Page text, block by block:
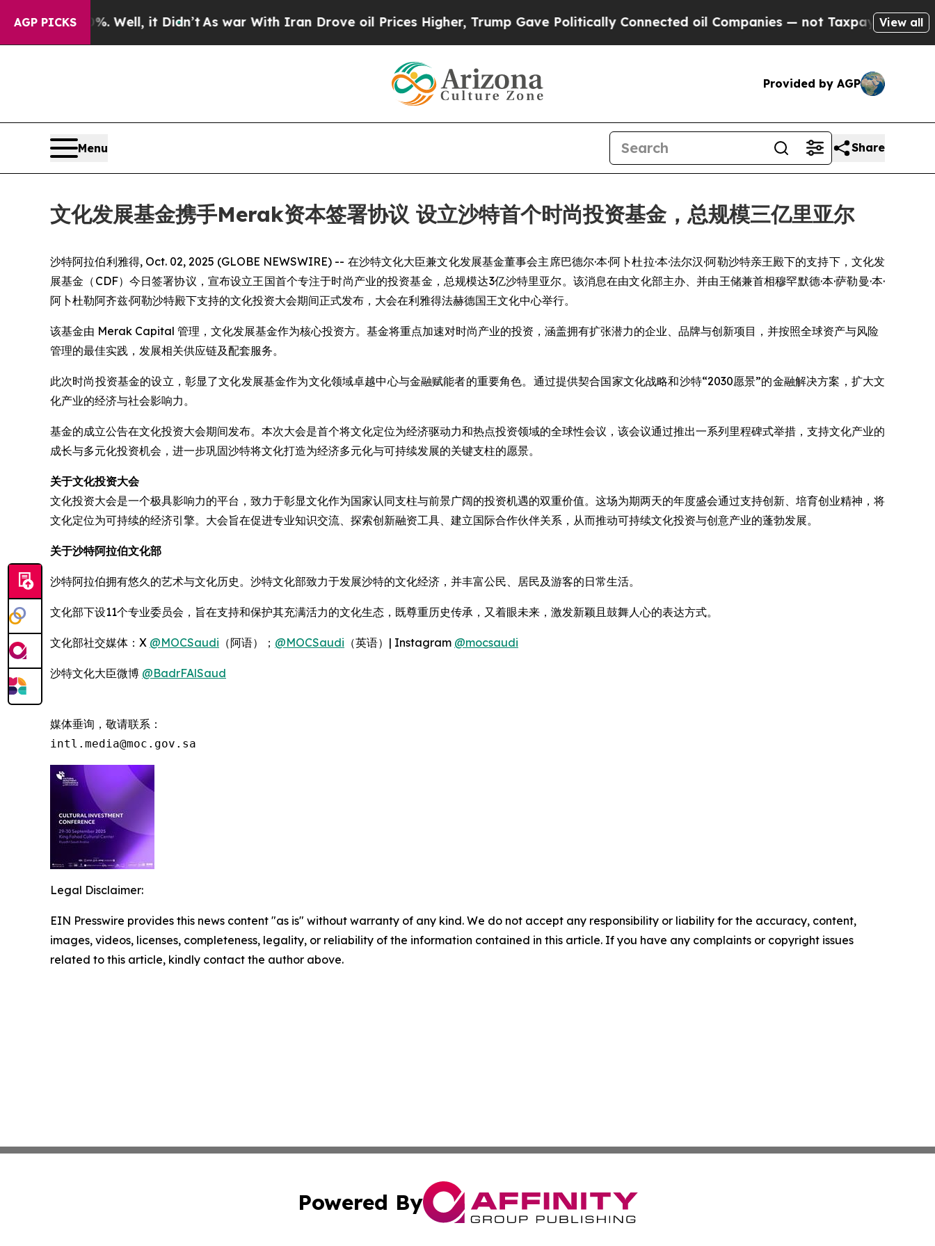
AGP PICKS
40%. Well, it Didn’t As war With Iran Drove oil Prices Higher, Trump Gave Politically Connected oil Companies — not Taxpayers — theView all
Provided by AGP
Menu Share
文化发展基金携手Merak资本签署协议 设立沙特首个时尚投资基金，总规模三亿里亚尔
沙特阿拉伯利雅得, Oct. 02, 2025 (GLOBE NEWSWIRE) -- 在沙特文化大臣兼文化发展基金董事会主席巴德尔·本·阿卜杜拉·本·法尔汉·阿勒沙特亲王殿下的支持下，文化发
展基金（CDF）今日签署协议，宣布设立王国首个专注于时尚产业的投资基金，总规模达3亿沙特里亚尔。该消息在由文化部主办、并由王储兼首相穆罕默德·本·萨勒曼·本·
阿卜杜勒阿齐兹·阿勒沙特殿下支持的文化投资大会期间正式发布，大会在利雅得法赫德国王文化中心举行。
该基金由 Merak Capital 管理，文化发展基金作为核心投资方。基金将重点加速对时尚产业的投资，涵盖拥有扩张潜力的企业、品牌与创新项目，并按照全球资产与风险
管理的最佳实践，发展相关供应链及配套服务。
此次时尚投资基金的设立，彰显了文化发展基金作为文化领域卓越中心与金融赋能者的重要角色。通过提供契合国家文化战略和沙特“2030愿景”的金融解决方案，扩大文
化产业的经济与社会影响力。
基金的成立公告在文化投资大会期间发布。本次大会是首个将文化定位为经济驱动力和热点投资领域的全球性会议，该会议通过推出一系列里程碑式举措，支持文化产业的
成长与多元化投资机会，进一步巩固沙特将文化打造为经济多元化与可持续发展的关键支柱的愿景。
关于文化投资大会
文化投资大会是一个极具影响力的平台，致力于彰显文化作为国家认同支柱与前景广阔的投资机遇的双重价值。这场为期两天的年度盛会通过支持创新、培育创业精神，将
文化定位为可持续的经济引擎。大会旨在促进专业知识交流、探索创新融资工具、建立国际合作伙伴关系，从而推动可持续文化投资与创意产业的蓬勃发展。
关于沙特阿拉伯文化部
沙特阿拉伯拥有悠久的艺术与文化历史。沙特文化部致力于发展沙特的文化经济，并丰富公民、居民及游客的日常生活。
文化部下设11个专业委员会，旨在支持和保护其充满活力的文化生态，既尊重历史传承，又着眼未来，激发新颖且鼓舞人心的表达方式。
文化部社交媒体：X @MOCSaudi （阿语）； @MOCSaudi （英语）| Instagram @mocsaudi
沙特文化大臣微博 @BadrFAlSaud
媒体垂询，敬请联系：
intl.media@moc.gov.sa
Legal Disclaimer:
EIN Presswire provides this news content "as is" without warranty of any kind. We do not accept any responsibility or liability for the accuracy, content,
images, videos, licenses, completeness, legality, or reliability of the information contained in this article. If you have any complaints or copyright issues
related to this article, kindly contact the author above.
Powered By